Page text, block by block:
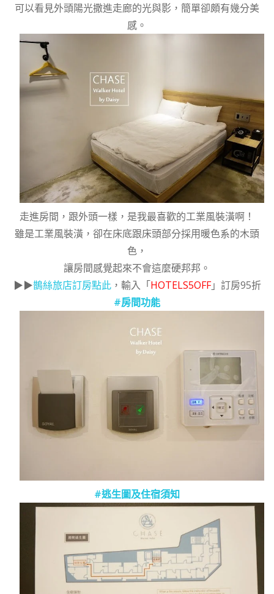
可以看見外頭陽光撒進走廊的光與影，簡單卻頗有幾分美
感。
走進房間，跟外頭一樣，是我最喜歡的工業風裝潢啊！
雖是工業風裝潢，卻在床底跟床頭部分採用暖色系的木頭
色，
讓房間感覺起來不會這麼硬邦邦。
▶▶鵲絲旅店訂房點此，輸入「HOTELS5OFF」訂房95折
#房間功能
#逃生圖及住宿須知